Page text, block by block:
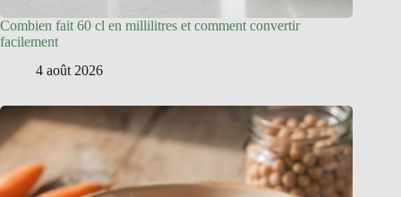
Combien fait 60 cl en millilitres et comment convertir
facilement
4 août 2026